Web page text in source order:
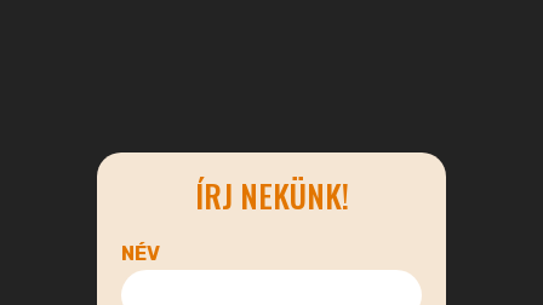
ÍRJ NEKÜNK!
NÉV